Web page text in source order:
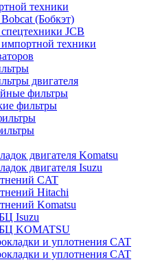
техники
(Бобкэт)
JCB
техники
двигателя
фильтры
фильтры
двигателя Komatsu
двигателя Isuzu
CAT
Hitachi
Komatsu
Isuzu
KOMATSU
и уплотнения CAT
и уплотнения CAT